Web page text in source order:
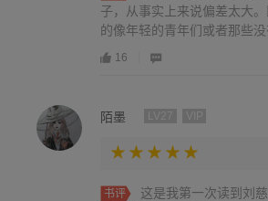
子，从事实上来说偏差太大
的像年轻的青年们或者那些
16
陌墨
书评
这是我第一次读到刘